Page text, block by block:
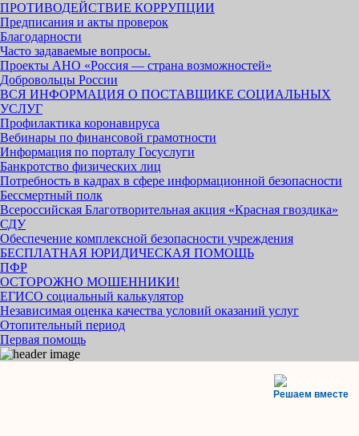
ПРОТИВОДЕЙСТВИЕ КОРРУПЦИИ
Предписания и акты проверок
Благодарности
Часто задаваемые вопросы.
Проекты АНО «Россия — страна возможностей»
Добровольцы России
ВСЯ ИНФОРМАЦИЯ О ПОСТАВЩИКЕ СОЦИАЛЬНЫХ
УСЛУГ
Профилактика коронавируса
Вебинары по финансовой грамотности
Информация по порталу Госуслуги
Банкротство физических лиц
Потребность в кадрах в сфере информационной безопасности
Бессмертный полк
Всероссийская Благотворительная акция «Красная гвоздика»
СДУ
Обеспечение комплексной безопасности учреждения
БЕСПЛАТНАЯ ЮРИДИЧЕСКАЯ ПОМОЩЬ
ПФР
ОСТОРОЖНО МОШЕННИКИ!
ЕГИСО социальный калькулятор
Независимая оценка качества условий оказаний услуг
Отопительный период
Первая помощь
Решаем вместе